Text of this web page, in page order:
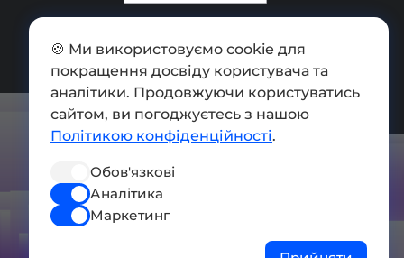
Мапа сайту
Press kit
Умови використання
СОЦ. МЕРЕЖІ
🍪 Ми використовуємо cookie для
покращення досвіду користувача та
аналітики. Продовжуючи користуватись
сайтом, ви погоджуєтесь з нашою
Політикою конфіденційності.
Обов'язкові
Аналітика
Маркетинг